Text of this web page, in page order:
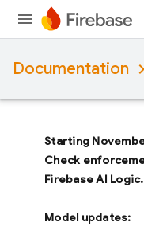
Documentation
Starting
Check
Firebase AI Logic.
Model updates: